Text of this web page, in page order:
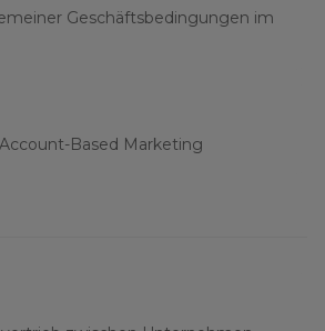
Geschäftsbedingungen im
Based Marketing